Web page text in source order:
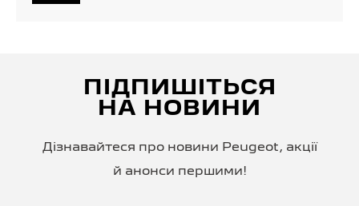
ПІДПИШІТЬСЯ
НА НОВИНИ
Дізнавайтеся про новини Peugeot, акції
й анонси першими!